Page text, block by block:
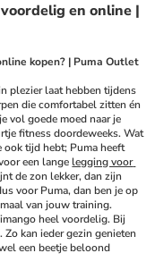
en online |
kopen? | Puma Outlet
plezier laat hebben tijdens
die comfortabel zitten én
vol goede moed naar je
fitness doordeweeks. Wat
tijd hebt; Puma heeft
een lange legging voor
voor Puma, dan ben je op
van jouw training.
heel voordelig. Bij
kan ieder gezin genieten
een beetje beloond